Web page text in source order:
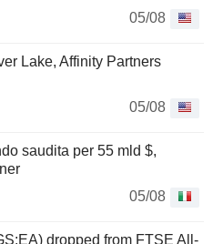
05/08
Lake, Affinity Partners
05/08
saudita per 55 mld $,
05/08
dropped from FTSE All-